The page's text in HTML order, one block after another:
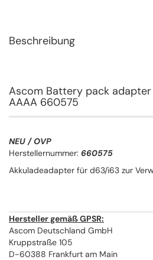
Beschreibung
Ascom Battery pack
AAAA 660575
NEU / OVP
Herstellernummer: 660575
Akkuladeadapter für d63/i63 zur
Hersteller gemäß GPSR:
Ascom Deutschland GmbH
Kruppstraße 105
D-60388 Frankfurt am Main